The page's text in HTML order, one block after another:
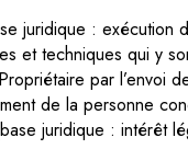
juridique : exécution
et techniques qui y
par l’envoi
de la personne
juridique : intérêt